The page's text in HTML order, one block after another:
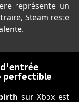
représente un
Steam reste
perfectible
sur Xbox est